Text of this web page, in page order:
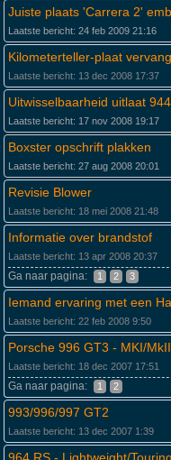
Juiste plaats 'Carrera 2'
Laatste bericht: 24 feb 2009 21:16
Kilometerteller-plaat
Laatste bericht: 13 dec 2008 17:37
Uitwisselbaarheid uitlaat
Laatste bericht: 17 nov 2008 19:17
Boxster opschrift plakken
Laatste bericht: 27 aug 2008 20:01
Revisie Blower
Laatste bericht: 18 mei 2008 21:48
Informatie over brandstof
Laatste bericht: 13 apr 2008 20:37
Ga naar pagina: 1 2 3
Iemand ervaring met een
Laatste bericht: 22 feb 2008 9:50
Porsche 996 GT3 - MKI/
Laatste bericht: 18 dec 2007 17:51
Ga naar pagina: 1 2
993/996/997 GT2
Laatste bericht: 13 dec 2007 1:39